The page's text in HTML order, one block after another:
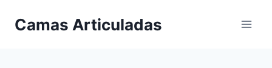
Camas Articuladas